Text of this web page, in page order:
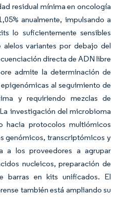
residual mínima en oncología
anualmente, impulsando a
lo suficientemente sensibles
variantes por debajo del
directa de ADN libre
admite la determinación de
al seguimiento de
y requiriendo mezclas de
investigación del microbioma
hacia protocolos multiómicos
genómicos, transcriptómicos y
a los proveedores a agrupar
nucleicos, preparación de
barras en kits unificados. El
también está ampliando su